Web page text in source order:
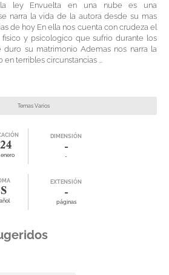
la ley Envuelta en una nube es una
narra la vida de la autora desde su mas
de hoy En ella nos cuenta con crudeza el
y psicologico que sufrio durante los
duro su matrimonio Ademas nos narra la
terribles circunstancias ...
Temas Varios
DIMENSIÓN
-
-
EXTENSIÓN
-
páginas